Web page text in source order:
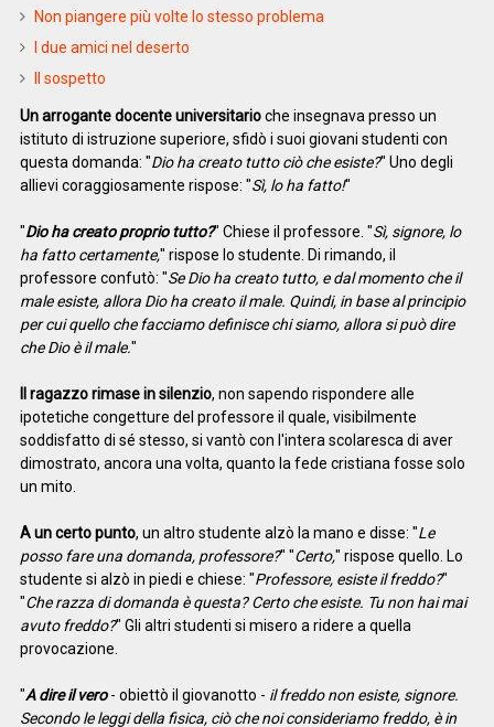
Non piangere più volte lo stesso problema
I due amici nel deserto
Il sospetto
Un arrogante docente universitarioche insegnava presso un
istituto di istruzione superiore, sfidò i suoi giovani studenti con
questa domanda: "Dio ha creato tutto ciò che esiste?" Uno degli
allievi coraggiosamente rispose: "Sì, lo ha fatto!"
"Dio ha creato proprio tutto?" Chiese il professore. "Sì, signore, lo
ha fatto certamente," rispose lo studente. Di rimando, il
professore confutò: "Se Dio ha creato tutto, e dal momento che il
male esiste, allora Dio ha creato il male. Quindi, in base al principio
per cui quello che facciamo definisce chi siamo, allora si può dire
che Dio è il male."
Il ragazzo rimase in silenzio, non sapendo rispondere alle
ipotetiche congetture del professore il quale, visibilmente
soddisfatto di sé stesso, si vantò con l'intera scolaresca di aver
dimostrato, ancora una volta, quanto la fede cristiana fosse solo
un mito.
A un certo punto, un altro studente alzò la mano e disse: "Le
posso fare una domanda, professore?" "Certo," rispose quello. Lo
studente si alzò in piedi e chiese: "Professore, esiste il freddo?"
"Che razza di domanda è questa? Certo che esiste. Tu non hai mai
avuto freddo?" Gli altri studenti si misero a ridere a quella
provocazione.
"A dire il vero- obiettò il giovanotto - il freddo non esiste, signore.
Secondo le leggi della fisica, ciò che noi consideriamo freddo, è in